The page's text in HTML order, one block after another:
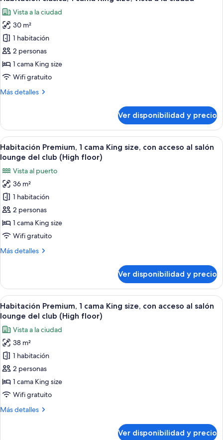
todas
las
fotos
de
Habitación
clásica,
1
King
a
la
ciudad
Vista a la ciudad
30 m²
1 habitación
2 personas
1 cama King size
Wifi gratuito
Más detalles
Más
clásica,
cama
King
vista
a
la
ciudad
Ver disponibilidad y precio
Ver
todas
fotos
de
Habitación
Premium,
1
cama
size,
al
salón
lounge
del
club
(High
floor)
Habitación de hotel con cama,
4
Habitación Premium, 1 cama King size, con acceso al salón
lounge del club (High floor)
Vista al puerto
36 m²
1 habitación
2 personas
1 cama King size
Wifi gratuito
Más detalles
Más
Premium,
cama
King
con
acceso
al
salón
lounge
club
(High
Ver disponibilidad y precio
Ver
todas
las
fotos
de
Habitación
Premium,
1
cama
size,
Habitación de hotel con cama,
5
Habitación Premium, 1 cama King size, con acceso al salón
lounge del club (High floor)
Vista a la ciudad
38 m²
1 habitación
2 personas
1 cama King size
Wifi gratuito
Más detalles
Más
Ver disponibilidad y precio